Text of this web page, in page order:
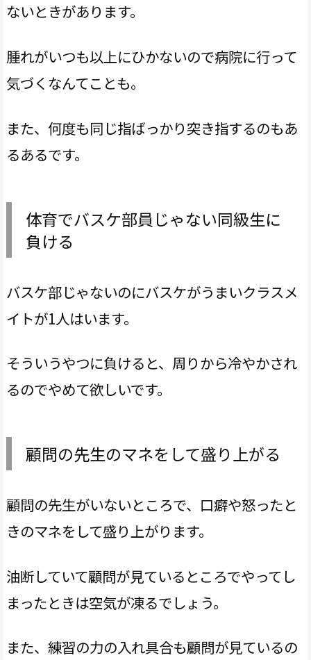
ないときがあります。
腫れがいつも以上にひかないので病院に行って
気づくなんてことも。
また、何度も同じ指ばっかり突き指するのもあ
るあるです。
体育でバスケ部員じゃない同級生に
負ける
バスケ部じゃないのにバスケがうまいクラスメ
イトが1人はいます。
そういうやつに負けると、周りから冷やかされ
るのでやめて欲しいです。
顧問の先生のマネをして盛り上がる
顧問の先生がいないところで、口癖や怒ったと
きのマネをして盛り上がります。
油断していて顧問が見ているところでやってし
まったときは空気が凍るでしょう。
また、練習の力の入れ具合も顧問が見ているの